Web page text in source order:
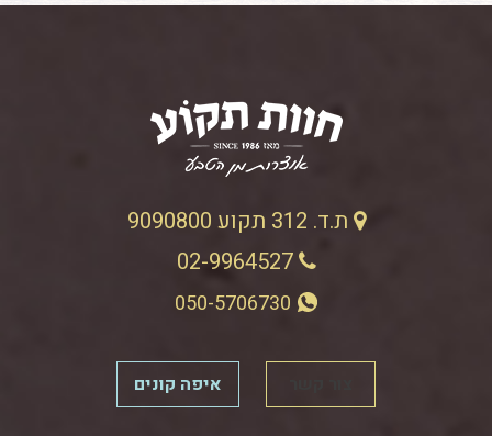
ת.ד. 312 תקוע 9090800
02-9964527
איפה קונים